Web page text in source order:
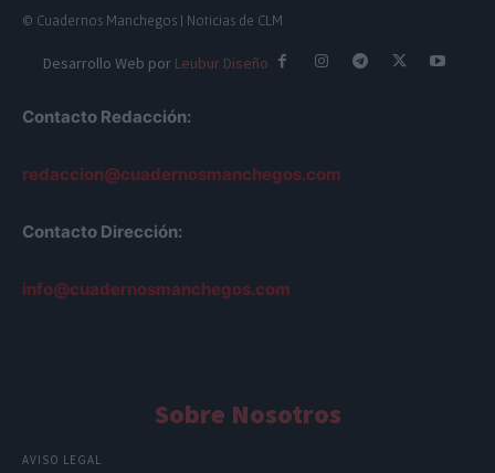
© Cuadernos Manchegos | Noticias de CLM
Desarrollo Web por Leubur Diseño
Contacto Redacción:
redaccion@cuadernosmanchegos.com
Contacto Dirección:
info@cuadernosmanchegos.com
Sobre Nosotros
AVISO LEGAL